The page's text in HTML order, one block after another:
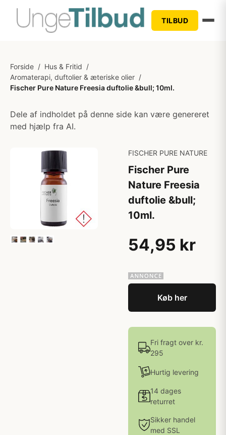
TILBUD
Forside / Hus & Fritid /
Aromaterapi, duftolier & æteriske olier /
Fischer Pure Nature Freesia duftolie &bull; 10ml.
Dele af indholdet på denne side kan være genereret
med hjælp fra AI.
FISCHER PURE NATURE
Fischer Pure
Nature Freesia
duftolie &bull;
10ml.
54,95 kr
Køb her
Fri fragt over kr.
295
Hurtig levering
14 dages
returret
Sikker handel
med SSL